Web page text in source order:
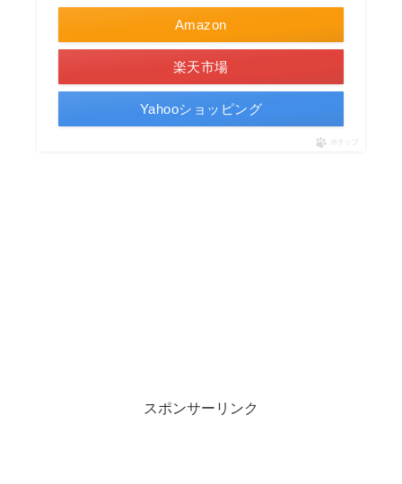
Amazon
楽天市場
Yahooショッピング
ポチップ
スポンサーリンク